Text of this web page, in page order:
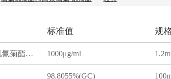
标准值 规
正己烷中高效氯氟氰菊酯溶液标准物质 1000μg/mL
98.8055%(GC)